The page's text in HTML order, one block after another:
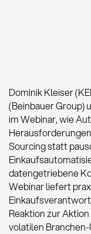
Dominik Kleiser
(Beinbauer Group)
im Webinar, wie
Sourcing statt
datengetriebene
Webinar liefert
Reaktion zur
volatilen